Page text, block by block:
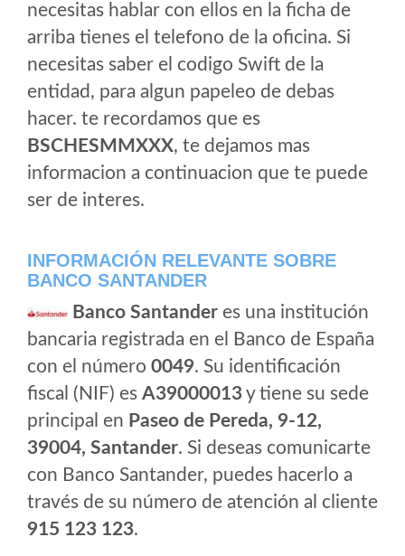
necesitas hablar con ellos en la ficha de
arriba tienes el telefono de la oficina. Si
necesitas saber el codigo Swift de la
entidad, para algun papeleo de debas
hacer. te recordamos que es
BSCHESMMXXX, te dejamos mas
informacion a continuacion que te puede
ser de interes.
INFORMACIÓN RELEVANTE SOBRE
BANCO SANTANDER
Banco Santander es una institución
bancaria registrada en el Banco de España
con el número 0049. Su identificación
fiscal (NIF) es A39000013y tiene su sede
principal en Paseo de Pereda, 9-12,
39004, Santander. Si deseas comunicarte
con Banco Santander, puedes hacerlo a
través de su número de atención al cliente
915 123 123.